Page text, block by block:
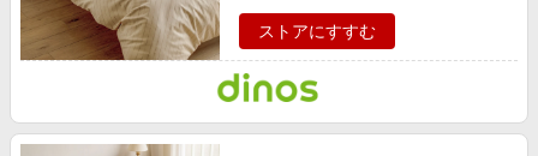
ストアにすすむ